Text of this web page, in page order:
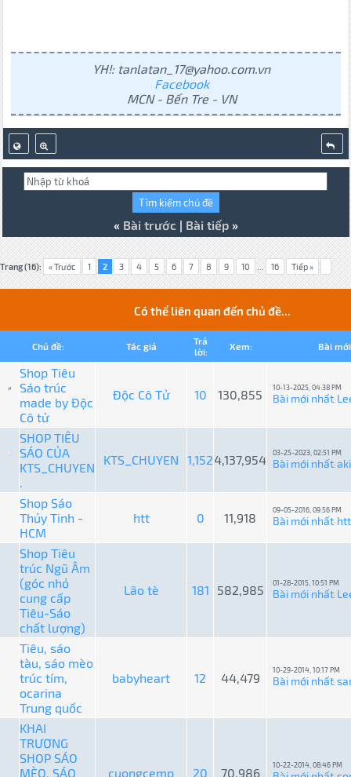
YH!: tanlatan_17@yahoo.com.vn
Facebook
MCN - Bến Tre - VN
« Bài trước| Bài tiếp»
Trang (16): « Trước 1 2 3 4 5 6 7 8 9 10 ... 16 Tiếp »
Có thể liên quan đến chủ đề...
Chủ đề: Tác giả
Trả
lời:
Xem: Bài
Shop Tiêu
Sáo trúc
made by Độc
Cô tử
Độc Cô Tử 10 130,855 10-13-2025, 04:38 PM
Bài mới nhất:
SHOP TIÊU
SÁO CỦA
KTS_CHUYEN
.
KTS_CHUYEN 1,1524,137,954 03-25-2023, 02:51 PM
Bài mới nhất:
Shop Sáo
Thủy Tinh -
HCM
htt 0 11,918
09-05-2016, 09:56 PM
Bài mới nhất: htt
Shop Tiêu
trúc Ngũ Âm
(góc nhỏ
cung cấp
Tiêu-Sáo
chất lượng)
Lão tè 181 582,985 01-28-2015, 10:51 PM
Bài mới nhất:
Tiêu, sáo
tàu, sáo mèo
trúc tím,
ocarina
Trung quốc
babyheart 12 44,479
10-29-2014, 10:17 PM
Bài mới nhất:
KHAI
TRƯƠNG
SHOP SÁO
MÈO, SÁO
cuongcemp 20 70,986
10-22-2014, 08:46 PM